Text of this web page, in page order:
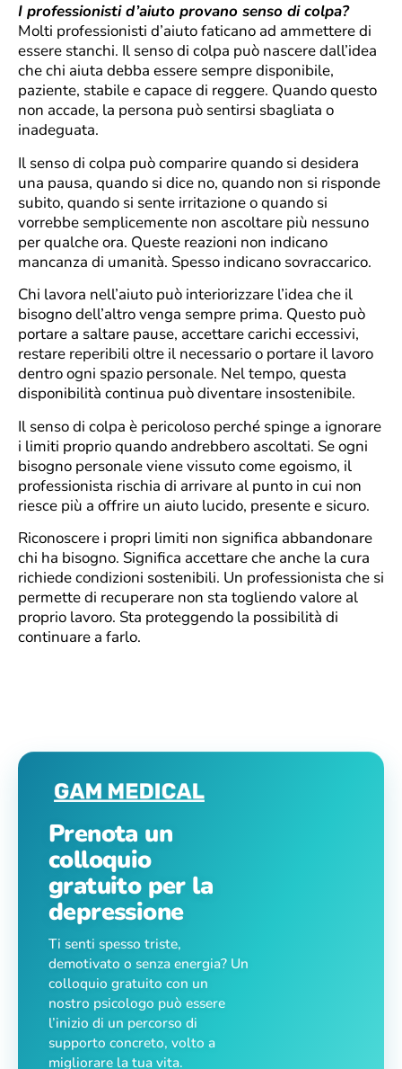
I professionisti d’aiuto provano senso di colpa?
Molti professionisti d’aiuto faticano ad ammettere di
essere stanchi. Il senso di colpa può nascere dall’idea
che chi aiuta debba essere sempre disponibile,
paziente, stabile e capace di reggere. Quando questo
non accade, la persona può sentirsi sbagliata o
inadeguata.
Il senso di colpa può comparire quando si desidera
una pausa, quando si dice no, quando non si risponde
subito, quando si sente irritazione o quando si
vorrebbe semplicemente non ascoltare più nessuno
per qualche ora. Queste reazioni non indicano
mancanza di umanità. Spesso indicano sovraccarico.
Chi lavora nell’aiuto può interiorizzare l’idea che il
bisogno dell’altro venga sempre prima. Questo può
portare a saltare pause, accettare carichi eccessivi,
restare reperibili oltre il necessario o portare il lavoro
dentro ogni spazio personale. Nel tempo, questa
disponibilità continua può diventare insostenibile.
Il senso di colpa è pericoloso perché spinge a ignorare
i limiti proprio quando andrebbero ascoltati. Se ogni
bisogno personale viene vissuto come egoismo, il
professionista rischia di arrivare al punto in cui non
riesce più a offrire un aiuto lucido, presente e sicuro.
Riconoscere i propri limiti non significa abbandonare
chi ha bisogno. Significa accettare che anche la cura
richiede condizioni sostenibili. Un professionista che si
permette di recuperare non sta togliendo valore al
proprio lavoro. Sta proteggendo la possibilità di
continuare a farlo.
Prenota un
colloquio
gratuito per la
depressione
Ti senti spesso triste,
demotivato o senza energia? Un
colloquio gratuito con un
nostro psicologo può essere
l’inizio di un percorso di
supporto concreto, volto a
migliorare la tua vita.